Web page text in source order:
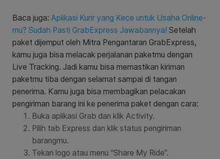
Baca juga: Aplikasi Kurir yang Kece untuk Usaha Online-
mu? Sudah Pasti GrabExpress Jawabannya! Setelah
paket dijemput oleh Mitra Pengantaran GrabExpress,
kamu juga bisa melacak perjalanan paketmu dengan
Live Tracking. Jadi kamu bisa memastikan kiriman
paketmu tiba dengan selamat sampai di tangan
penerima. Kamu juga bisa membagikan pelacakan
pengiriman barang ini ke penerima paket dengan cara:
Buka aplikasi Grab dan klik Activity.
Pilih tab Express dan klik status pengiriman
barangmu.
Tekan logo atau menu “Share My Ride”.